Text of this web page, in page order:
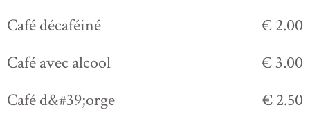
Café décaféiné
€ 2.00
Café avec alcool
€ 3.00
Café d&#39;orge
€ 2.50